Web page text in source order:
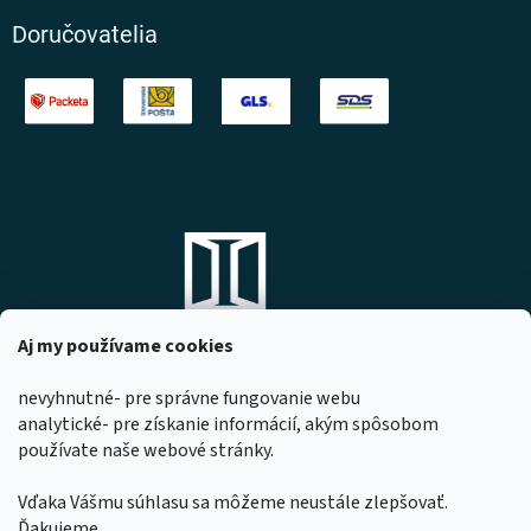
Aj my používame cookies
nevyhnutné- pre správne fungovanie webu
analytické- pre získanie informácií, akým spôsobom
používate naše webové stránky.
Vďaka Vášmu súhlasu sa môžeme neustále zlepšovať.
Doručovatelia
DOMOVO s.r.o.
Komárňanská 167
947 01 Hurbanovo
IČO: 53967518